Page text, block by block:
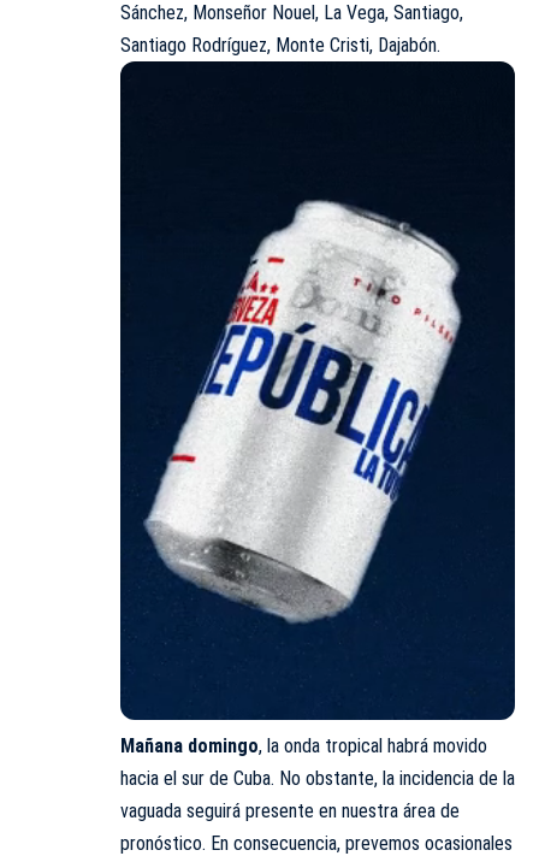
Sánchez, Monseñor Nouel, La Vega, Santiago,
Santiago Rodríguez, Monte Cristi, Dajabón.
Mañana domingo, la onda tropical habrá movido
hacia el sur de Cuba. No obstante, la incidencia de la
vaguada seguirá presente en nuestra área de
pronóstico. En consecuencia, prevemos ocasionales